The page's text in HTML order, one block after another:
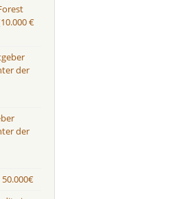
%
%
%
%
%
%
€
der
der